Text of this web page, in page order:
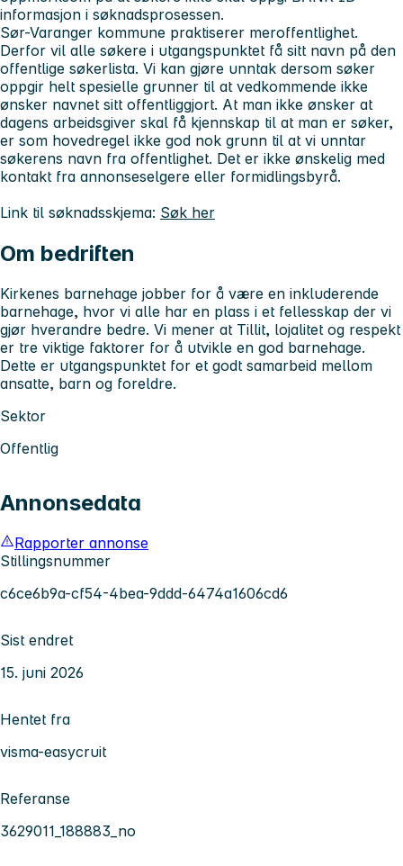
informasjon i søknadsprosessen.
Sør-Varanger kommune praktiserer meroffentlighet.
Derfor vil alle søkere i utgangspunktet få sitt navn på den
offentlige søkerlista. Vi kan gjøre unntak dersom søker
oppgir helt spesielle grunner til at vedkommende ikke
ønsker navnet sitt offentliggjort. At man ikke ønsker at
dagens arbeidsgiver skal få kjennskap til at man er søker,
er som hovedregel ikke god nok grunn til at vi unntar
søkerens navn fra offentlighet. Det er ikke ønskelig med
kontakt fra annonseselgere eller formidlingsbyrå.
Link til søknadsskjema: Søk her
Om bedriften
Kirkenes barnehage jobber for å være en inkluderende
barnehage, hvor vi alle har en plass i et fellesskap der vi
gjør hverandre bedre. Vi mener at Tillit, lojalitet og respekt
er tre viktige faktorer for å utvikle en god barnehage.
Dette er utgangspunktet for et godt samarbeid mellom
ansatte, barn og foreldre.
Sektor
Offentlig
Annonsedata
Rapporter annonse
Stillingsnummer
c6ce6b9a-cf54-4bea-9ddd-6474a1606cd6
Sist endret
15. juni 2026
Hentet fra
visma-easycruit
Referanse
3629011_188883_no